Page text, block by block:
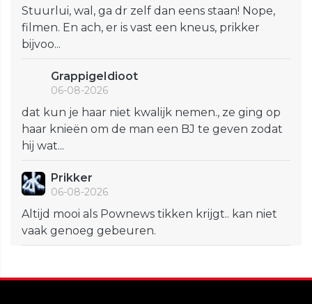
Stuurlui, wal, ga dr zelf dan eens staan! Nope,
filmen. En ach, er is vast een kneus, prikker
bijvoo...
GrappigeIdioot
06-08-2026
dat kun je haar niet kwalijk nemen., ze ging op
haar knieën om de man een BJ te geven zodat
hij wat...
Prikker
06-08-2026
Altijd mooi als Pownews tikken krijgt.. kan niet
vaak genoeg gebeuren.